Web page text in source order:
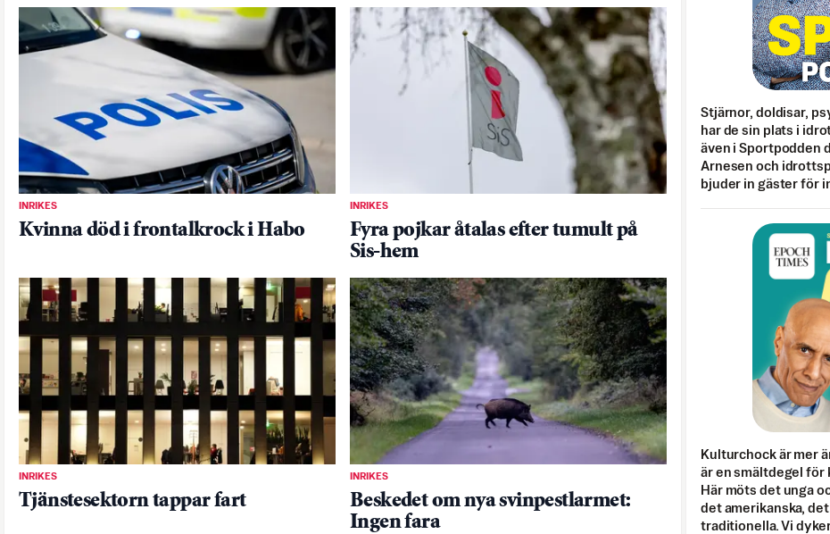
INRIKES
Kvinna död i frontalkrock i Habo
INRIKES
Fyra pojkar åtalas efter tumult på
Sis-hem
INRIKES
Tjänstesektorn tappar fart
INRIKES
Beskedet om nya svinpestlarmet:
Ingen fara
Stjärnor, doldisar,
har de sin plats i
även i Sportpodden
Arnesen och
bjuder in gäster för
Kulturchock är mer
är en smältdegel för
Här möts det unga
det amerikanska,
traditionella. Vi